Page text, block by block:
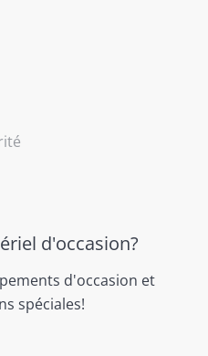
d'occasion?
d'occasion et
spéciales!